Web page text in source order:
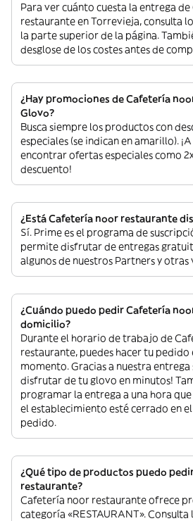
Para ver cuánto cuesta la entrega
restaurante en Torrevieja, consulta
la parte superior de la página.
desglose de los costes antes de
¿Hay promociones de Cafetería
Glovo?
Busca siempre los productos con
especiales (se indican en amarillo).
encontrar ofertas especiales como
descuento!
¿Está Cafetería noor restaurante
Sí. Prime es el programa de
permite disfrutar de entregas
algunos de nuestros Partners y otras
¿Cuándo puedo pedir Cafetería
domicilio?
Durante el horario de trabajo de
restaurante, puedes hacer tu pedido
momento. Gracias a nuestra
disfrutar de tu glovo en minutos!
programar la entrega a una hora
el establecimiento esté cerrado en
pedido.
¿Qué tipo de productos puedo
restaurante?
Cafetería noor restaurante ofrece
categoría «RESTAURANT».